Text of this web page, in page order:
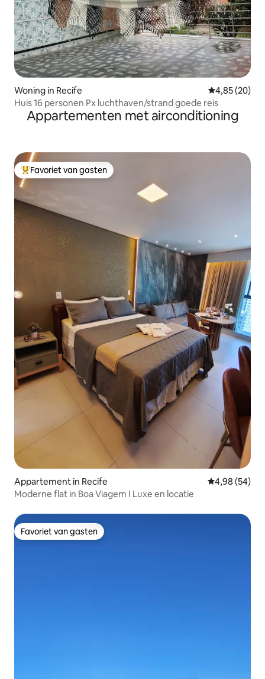
Woning in Recife Gemiddelde
4,85 (20)
Huis 16 personen Px luchthaven/strand goede reis
Appartementen met airconditioning
Topfavoriet van gasten
Favoriet van gasten
Appartement in Recife Gemiddelde
4,98 (54)
Moderne flat in Boa Viagem I Luxe en locatie
Favoriet van gasten
Favoriet van gasten